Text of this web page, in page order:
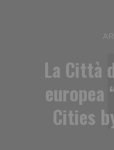
La Città
europea
Cities